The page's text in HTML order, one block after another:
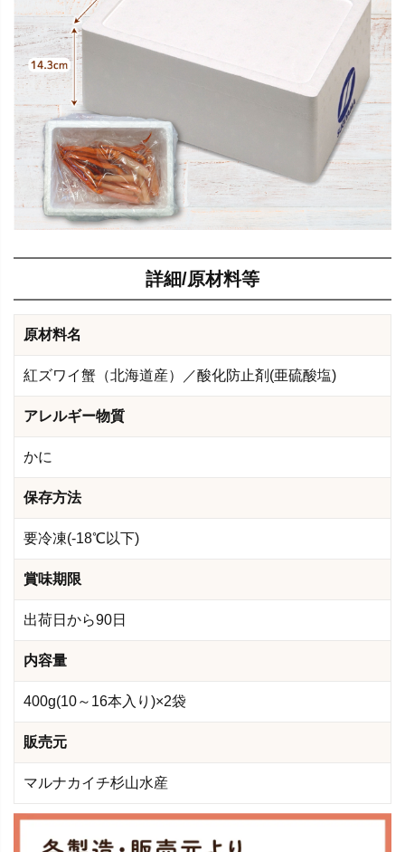
詳細/原材料等
原材料名
紅ズワイ蟹（北海道産）／酸化防止剤(亜硫酸塩)
アレルギー物質
かに
保存方法
要冷凍(-18℃以下)
賞味期限
出荷日から90日
内容量
400g(10～16本入り)×2袋
販売元
マルナカイチ杉山水産